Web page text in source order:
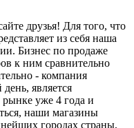
друзья! Для того, что
из себя наша
Бизнес по продаже
к ним сравнительно
- компания
является
уже 4 года и
наши магазины
городах страны,